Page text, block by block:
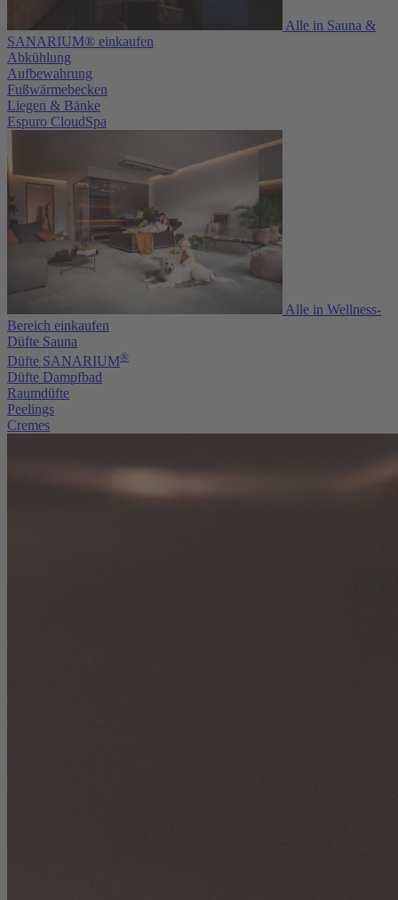
Alle in Sauna &
SANARIUM® einkaufen
Abkühlung
Aufbewahrung
Fußwärmebecken
Liegen & Bänke
Espuro CloudSpa
Alle in Wellness-
Bereich einkaufen
Düfte Sauna
Düfte SANARIUM®
Düfte Dampfbad
Raumdüfte
Peelings
Cremes